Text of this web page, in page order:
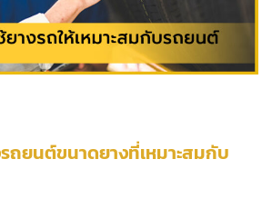
รถยนต์ขนาดยางที่เหมาะสมกับ